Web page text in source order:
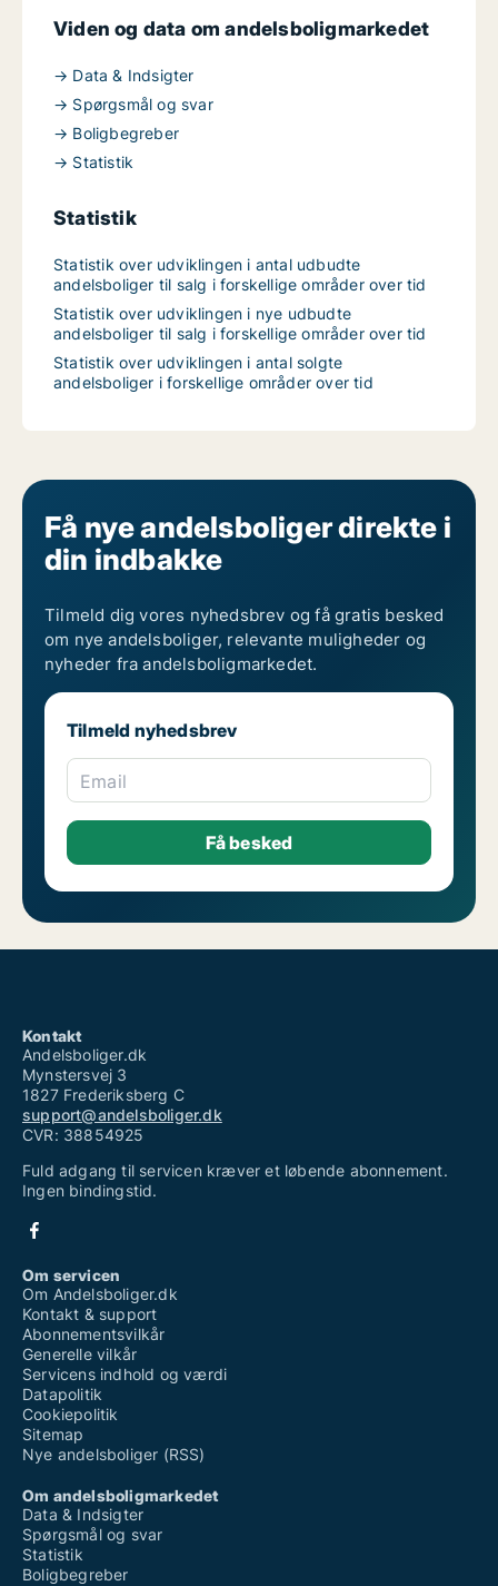
Viden og data om andelsboligmarkedet
→ Data & Indsigter
→ Spørgsmål og svar
→ Boligbegreber
→ Statistik
Statistik
Statistik over udviklingen i antal udbudte
andelsboliger til salg i forskellige områder over tid
Statistik over udviklingen i nye udbudte
andelsboliger til salg i forskellige områder over tid
Statistik over udviklingen i antal solgte
andelsboliger i forskellige områder over tid
Få nye andelsboliger direkte i
din indbakke
Tilmeld dig vores nyhedsbrev og få gratis besked
om nye andelsboliger, relevante muligheder og
nyheder fra andelsboligmarkedet.
Tilmeld nyhedsbrev
Email
Kontakt
Andelsboliger.dk
Mynstersvej 3
1827 Frederiksberg C
support@andelsboliger.dk
CVR: 38854925
Fuld adgang til servicen kræver et løbende abonnement.
Ingen bindingstid.
Om servicen
Om Andelsboliger.dk
Kontakt & support
Abonnementsvilkår
Generelle vilkår
Servicens indhold og værdi
Datapolitik
Cookiepolitik
Sitemap
Nye andelsboliger (RSS)
Om andelsboligmarkedet
Data & Indsigter
Spørgsmål og svar
Statistik
Boligbegreber